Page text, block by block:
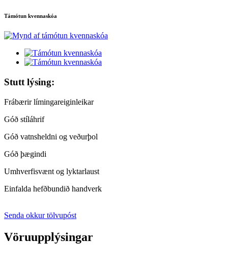
Támótun kvennaskóa
Stutt lýsing:
Frábærir límingareiginleikar
Góð stíláhrif
Góð vatnsheldni og veðurþol
Góð þægindi
Umhverfisvænt og lyktarlaust
Einfalda hefðbundið handverk
Senda okkur tölvupóst
Vöruupplýsingar